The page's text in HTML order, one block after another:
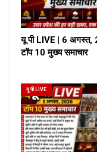
यू पी LIVE | 6 अगस्त,
टॉप 10 मुख्य समाचार
यू पी LIVE